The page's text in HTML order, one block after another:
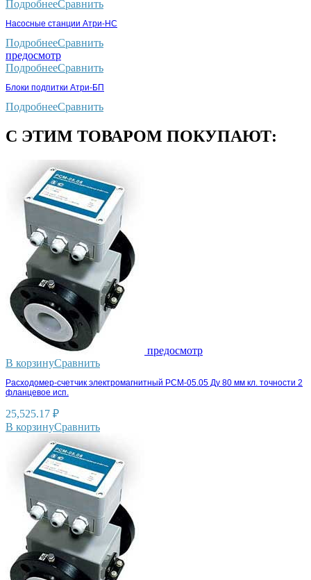
ПодробнееСравнить
Насосные станции Атри-НС
ПодробнееСравнить
предосмотр
ПодробнееСравнить
Блоки подпитки Атри-БП
ПодробнееСравнить
С ЭТИМ ТОВАРОМ ПОКУПАЮТ:
предосмотр
В корзинуСравнить
Расходомер-счетчик электромагнитный РСМ-05.05 Ду 80 мм кл. точности 2
фланцевое исп.
25,525.17 ₽
В корзинуСравнить